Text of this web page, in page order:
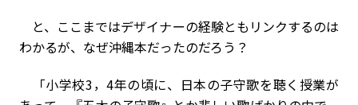
と、ここまではデザイナーの経験ともリンクするのは
わかるが、なぜ沖縄本だったのだろう？
「小学校3，4年の頃に、日本の子守歌を聴く授業が